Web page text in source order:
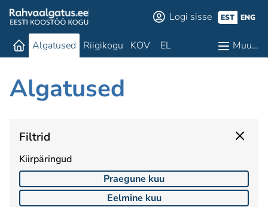
Logi sisse EST ENG
Algatused Riigikogu KOV EL Muu…
Algatused
Filtrid
Kiirpäringud
Praegune kuu
Eelmine kuu